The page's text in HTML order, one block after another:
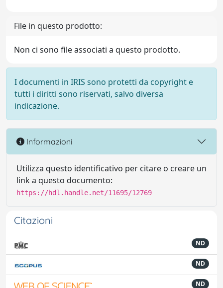
File in questo prodotto:
Non ci sono file associati a questo prodotto.
I documenti in IRIS sono protetti da copyright e
tutti i diritti sono riservati, salvo diversa
indicazione.
Informazioni
Utilizza questo identificativo per citare o creare un
link a questo documento:
https://hdl.handle.net/11695/12769
Citazioni
ND
ND
ND